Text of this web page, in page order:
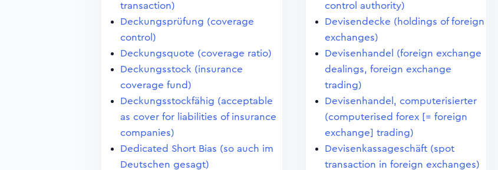
transaction)
Deckungsprüfung (coverage
control)
Deckungsquote (coverage ratio)
Deckungsstock (insurance
coverage fund)
Deckungsstockfähig (acceptable
as cover for liabilities of insurance
companies)
Dedicated Short Bias (so auch im
Deutschen gesagt)
control authority)
Devisendecke (holdings of foreign
exchanges)
Devisenhandel (foreign exchange
dealings, foreign exchange
trading)
Devisenhandel, computerisierter
(computerised forex [= foreign
exchange] trading)
Devisenkassageschäft (spot
transaction in foreign exchanges)